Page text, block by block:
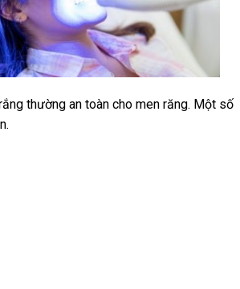
thường an toàn cho men răng. Một số